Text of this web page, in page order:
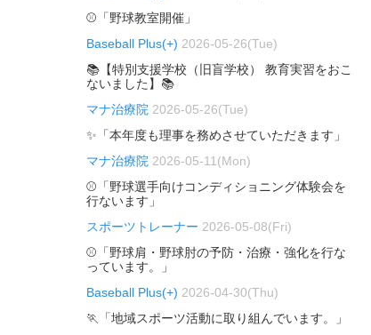
⚾「野球教室開催」
Baseball Plus(+) 2026-05-26(Tue)
📚【特別支援学校（旧盲学校） 教育実習をおこ
ないました】📚
マナ治療院 2026-05-26(Tue)
✨「本年度も理事を務めさせていただきます」
マナ治療院 2026-05-11(Mon)
⚾「野球選手向けコンディショニング体験会を
行ないます」
スポーツトレーナー 2026-05-08(Fri)
⚾「野球肩・野球肘の予防・治療・強化を行な
っています。」
Baseball Plus(+) 2026-04-30(Thu)
🏃「地域スポーツ活動に取り組んでいます。」